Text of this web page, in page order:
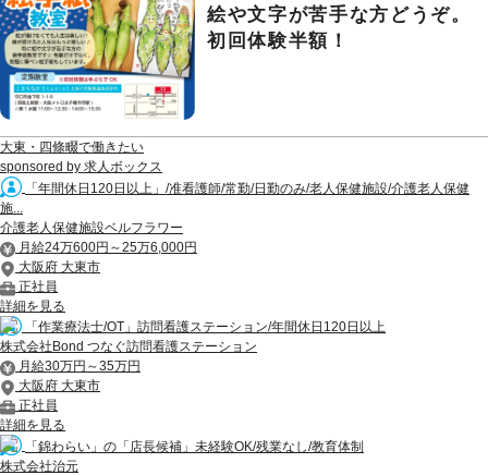
絵や文字が苦手な方どうぞ。
初回体験半額！
大東・四條畷で働きたい
sponsored by 求人ボックス
「年間休日120日以上」/准看護師/常勤/日勤のみ/老人保健施設/介護老人保健
施...
介護老人保健施設ベルフラワー
月給24万600円～25万6,000円
大阪府 大東市
正社員
詳細を見る
「作業療法士/OT」訪問看護ステーション/年間休日120日以上
株式会社Bond つなぐ訪問看護ステーション
月給30万円～35万円
大阪府 大東市
正社員
詳細を見る
「錦わらい」の「店長候補」未経験OK/残業なし/教育体制
株式会社治元